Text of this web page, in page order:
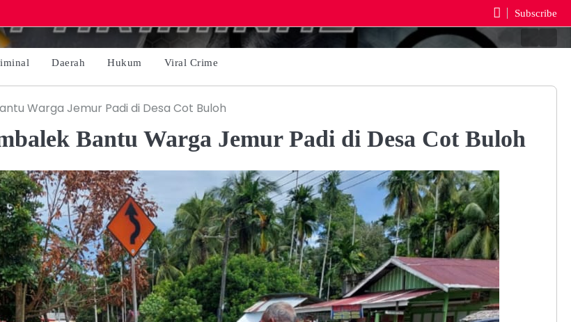
Subscribe
Daerah Hukum Viral Crime
Warga Jemur Padi di Desa Cot Buloh
Bantu Warga Jemur Padi di Desa Cot Buloh